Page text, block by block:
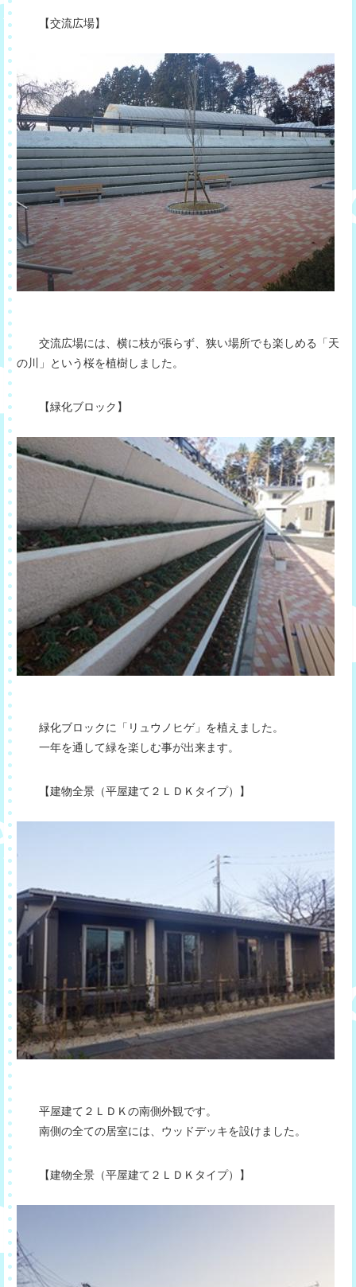
【交流広場】
交流広場には、横に枝が張らず、狭い場所でも楽しめる「天
の川」という桜を植樹しました。
【緑化ブロック】
緑化ブロックに「リュウノヒゲ」を植えました。
一年を通して緑を楽しむ事が出来ます。
【建物全景（平屋建て２ＬＤＫタイプ）】
平屋建て２ＬＤＫの南側外観です。
南側の全ての居室には、ウッドデッキを設けました。
【建物全景（平屋建て２ＬＤＫタイプ）】